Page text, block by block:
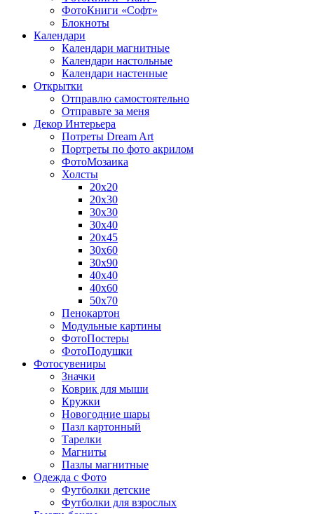
ФотоКниги «Софт»
Блокноты
Календари
Календари магнитные
Календари настольные
Календари настенные
Открытки
Отправлю самостоятельно
Отправьте за меня
Декор Интерьера
Потреты Dream Art
Портреты по фото акрилом
ФотоМозаика
Холсты
20х20
20х30
30х30
30х40
20х45
30х60
30х90
40х40
40х60
50х70
Пенокартон
Модульные картины
ФотоПостеры
ФотоПодушки
Фотоcувениры
Значки
Коврик для мыши
Кружки
Новогодние шары
Пазл картонный
Тарелки
Магниты
Пазлы магнитные
Одежда с Фото
Футболки детские
Футболки для взрослых